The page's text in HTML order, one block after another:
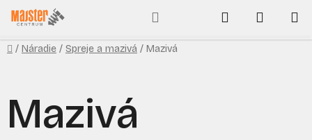
Prejsť
na
obsah
Hľadať
KOŠÍK
Domov
/ Náradie / Spreje a mazivá / Mazivá
Mazivá